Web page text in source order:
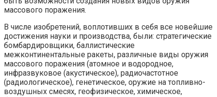
массового поражения.
В числе изобретений, воплотивших в себя все новейшие
достижения науки и производства, были: стратегические
бомбардировщики, баллистические
межконтинентальные ракеты, различные виды оружия
массового поражения (атомное и водородное,
инфразвуковое (акустическое), радиочастотное
(радиологическое), генетическое, оружие на топливно-
воздушных смесях, геофизическое, химическое,